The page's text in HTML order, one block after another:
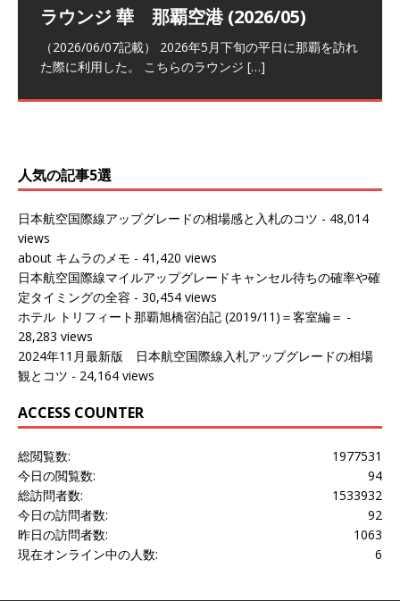
祝！日本航空・マリオットの戦略パー
トナーシップによるFOP無料付与とス
テイタスマッチ
ラウンジ 華 那覇空港 (2026/05)
（2026/06/07記載） 2026年5月下旬の平日に那覇を訪れ
た際に利用した。 こちらのラウンジ […]
The Coral Executive Lounge スワ
ンナプーム国際空港国内線ラウンジ
(2026/01)
日本航空 羽田空港国際線ファースト
クラスラウンジ (2026/01)
（2026/03/18記載） 2026年1月、毎年恒例の新年の羽田
バンコクエアウェイズ スワンナプー
ム国際空港国内線ラウンジ (2026/01)
（2026/03/13記載） 2026年1月上旬にバンコク経由でチ
人気の記事5選
日本航空国際線アップグレードの相場感と入札のコツ - 48,014
views
about キムラのメモ - 41,420 views
日本航空国際線マイルアップグレードキャンセル待ちの確率や確
定タイミングの全容 - 30,454 views
ホテル トリフィート那覇旭橋宿泊記 (2019/11)＝客室編＝ -
28,283 views
2024年11月最新版 日本航空国際線入札アップグレードの相場
観とコツ - 24,164 views
ACCESS COUNTER
1977531
総閲覧数:
94
今日の閲覧数:
1533932
総訪問者数:
92
今日の訪問者数:
1063
昨日の訪問者数:
6
現在オンライン中の人数: